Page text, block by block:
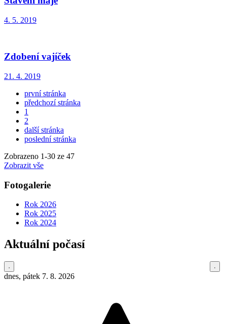
4. 5. 2019
Zdobení vajíček
21. 4. 2019
první stránka
předchozí stránka
1
2
další stránka
poslední stránka
Zobrazeno 1-30 ze 47
Zobrazit vše
Fotogalerie
Rok 2026
Rok 2025
Rok 2024
Aktuální počasí
dnes, pátek 7. 8. 2026